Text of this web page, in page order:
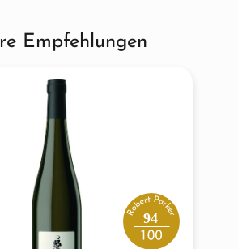
überspringen
Empfehlungen
94